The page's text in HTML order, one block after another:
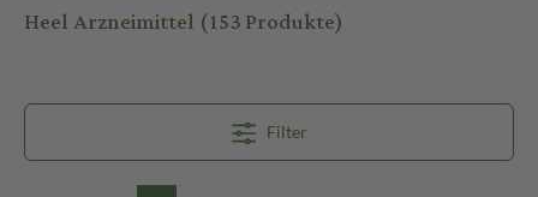
Heel Arzneimittel (153 Produkte)
Filter